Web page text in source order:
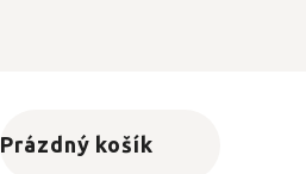
Nákupní košík
Prázdný košík